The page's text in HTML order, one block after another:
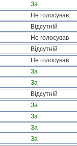
За
Не голосував
Відсутній
Не голосував
Відсутній
Не голосував
За
За
Відсутній
За
За
За
За